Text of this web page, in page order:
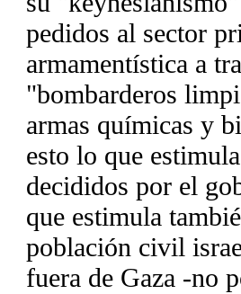
pedidos al sector
armamentística a
"bombarderos
armas químicas y
esto lo que
decididos por el
que estimula
población civil
fuera de Gaza -no